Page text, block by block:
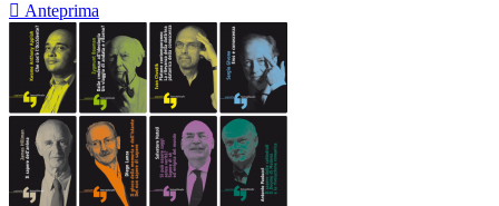
 Anteprima